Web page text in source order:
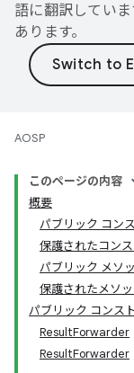
語に翻訳してい
あります。
AOSP
このページの内容
概要
パブリック コン
保護されたコン
パブリック メソ
保護されたメソッ
パブリック コンス
ResultForwarder
ResultForwarder